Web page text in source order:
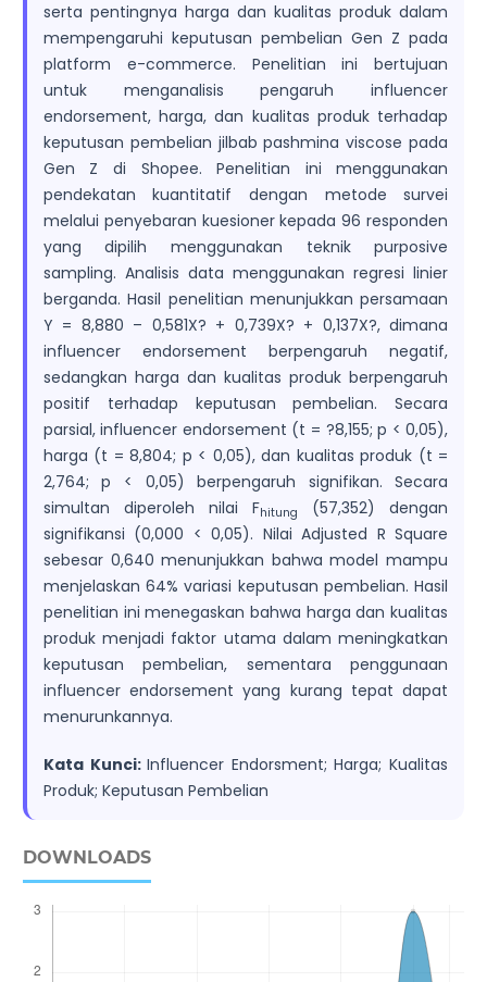
serta pentingnya harga dan kualitas produk dalam
mempengaruhi keputusan pembelian Gen Z pada
platform e-commerce. Penelitian ini bertujuan
untuk menganalisis pengaruh influencer
endorsement, harga, dan kualitas produk terhadap
keputusan pembelian jilbab pashmina viscose pada
Gen Z di Shopee. Penelitian ini menggunakan
pendekatan kuantitatif dengan metode survei
melalui penyebaran kuesioner kepada 96 responden
yang dipilih menggunakan teknik purposive
sampling. Analisis data menggunakan regresi linier
berganda. Hasil penelitian menunjukkan persamaan
Y = 8,880 – 0,581X? + 0,739X? + 0,137X?, dimana
influencer endorsement berpengaruh negatif,
sedangkan harga dan kualitas produk berpengaruh
positif terhadap keputusan pembelian. Secara
parsial, influencer endorsement (t = ?8,155; p < 0,05),
harga (t = 8,804; p < 0,05), dan kualitas produk (t =
2,764; p < 0,05) berpengaruh signifikan. Secara
simultan diperoleh nilai Fhitung
(57,352) dengan
signifikansi (0,000 < 0,05). Nilai Adjusted R Square
sebesar 0,640 menunjukkan bahwa model mampu
menjelaskan 64% variasi keputusan pembelian. Hasil
penelitian ini menegaskan bahwa harga dan kualitas
produk menjadi faktor utama dalam meningkatkan
keputusan pembelian, sementara penggunaan
influencer endorsement yang kurang tepat dapat
menurunkannya.
Kata Kunci:Influencer Endorsment; Harga; Kualitas
Produk; Keputusan Pembelian
DOWNLOADS